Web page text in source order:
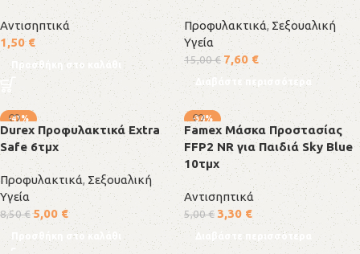
Αντισηπτικά
1,50€
Προσθήκη στο καλάθι
Προφυλακτικά, Σεξουαλική
Υγεία
15,00€ 7,60 €
Διαβάστε περισσότερα
-41%
Durex Προφυλακτικά Extra
Safe 6τμχ
Προφυλακτικά, Σεξουαλική
Υγεία
8,50€5,00 €
Προσθήκη στο καλάθι
-34%
SOLD OUT
Famex Μάσκα Προστασίας
FFP2 NR για Παιδιά Sky Blue
10τμχ
Αντισηπτικά
5,00€ 3,30 €
Διαβάστε περισσότερα